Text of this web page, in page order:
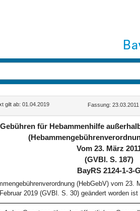
gilt ab: 01.04.2019 Fassung: 23.03.2011
für Hebammenhilfe
Vom 23. März
(GVBl. S. 187)
BayRS 2124-1-3-G
(HebGebV) vom
2019 (GVBl. S. 30) geändert worden ist